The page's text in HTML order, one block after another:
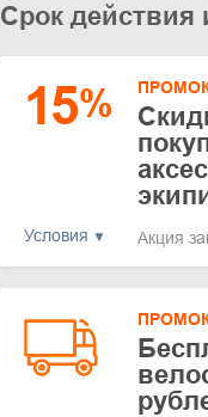
Срок действия
15%
Условия Акция